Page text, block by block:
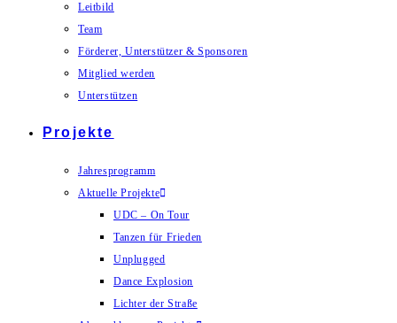
Leitbild
Team
Förderer, Unterstützer & Sponsoren
Mitglied werden
Unterstützen
Projekte
Jahresprogramm
Aktuelle Projekte
UDC – On Tour
Tanzen für Frieden
Unplugged
Dance Explosion
Lichter der Straße